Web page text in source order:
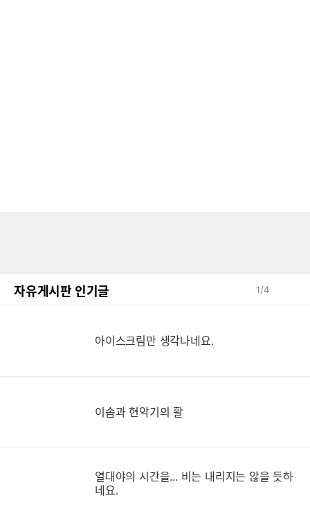
자유게시판 인기글 1/4
아이스크림만 생각나네요.
이솝과 현악기의 활
열대야의 시간을... 비는 내리지는 않을 듯하
네요.